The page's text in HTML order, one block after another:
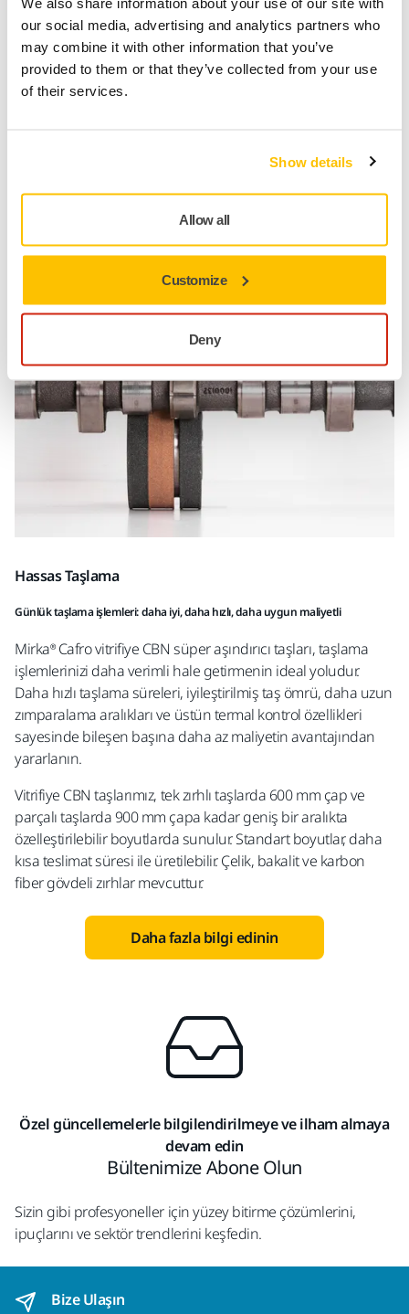
our social media, advertising and analytics partners who
may combine it with other information that you’ve
provided to them or that they’ve collected from your use
of their services.
Show details
Allow all
Customize
Deny
Son Teknoloji Ürünü Kaymayı Önleyici Destek
Tüm ayakkabı kaplamaları (ör. çelik, elmas, PU) için ıslak
Daha az rulo değişimi
Optimize edilmiş kalınlık
Hassas Taşlama
Günlük taşlama işlemleri: daha iyi, daha hızlı, daha uygun maliyetli
Mirka® Cafro vitrifiye CBN süper aşındırıcı taşları, taşlama
işlemlerinizi daha verimli hale getirmenin ideal yoludur.
Daha hızlı taşlama süreleri, iyileştirilmiş taş ömrü, daha uzun
zımparalama aralıkları ve üstün termal kontrol özellikleri
sayesinde bileşen başına daha az maliyetin avantajından
yararlanın.
Vitrifiye CBN taşlarımız, tek zırhlı taşlarda 600 mm çap ve
parçalı taşlarda 900 mm çapa kadar geniş bir aralıkta
özelleştirilebilir boyutlarda sunulur. Standart boyutlar, daha
kısa teslimat süresi ile üretilebilir. Çelik, bakalit ve karbon
fiber gövdeli zırhlar mevcuttur.
Daha fazla bilgi edinin
Özel güncellemelerle bilgilendirilmeye ve ilham almaya
devam edin
Bültenimize Abone Olun
Sizin gibi profesyoneller için yüzey bitirme çözümlerini,
ipuçlarını ve sektör trendlerini keşfedin.
Bize Ulaşın